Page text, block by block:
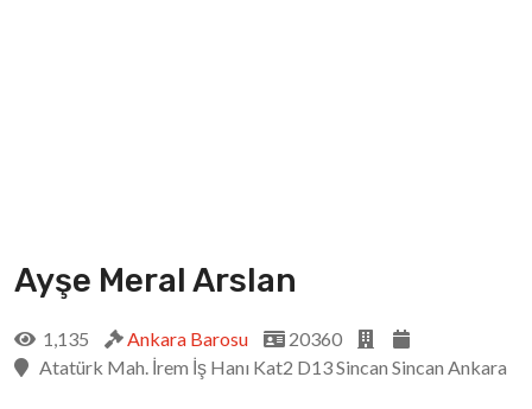
Ayşe Meral Arslan
1,135 Ankara Barosu
20360
Atatürk Mah. İrem İş Hanı Kat2 D13 Sincan Sincan Ankara